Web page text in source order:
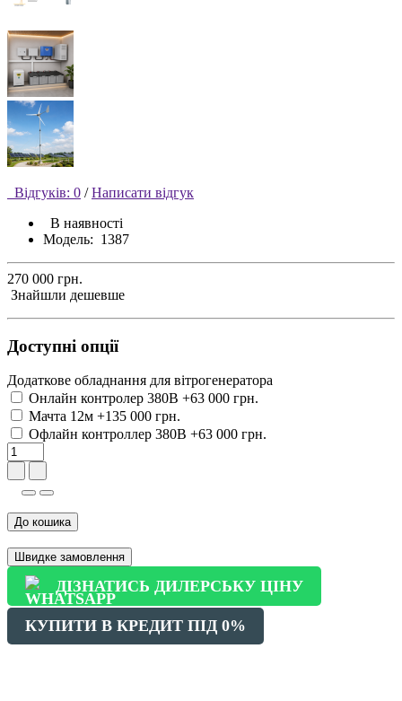
Відгуків: 0 / Написати відгук
В наявності
Модель: 1387
270 000 грн.
Знайшли дешевше
Доступні опції
Додаткове обладнання для вітрогенератора
Онлайн контролер 380В +63 000 грн.
Мачта 12м +135 000 грн.
Офлайн контроллер 380В +63 000 грн.
До кошика
Швидке замовлення
ДІЗНАТИСЬ ДИЛЕРСЬКУ ЦІНУ
КУПИТИ В КРЕДИТ ПІД 0%